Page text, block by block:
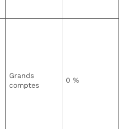
Grands
comptes
0 %